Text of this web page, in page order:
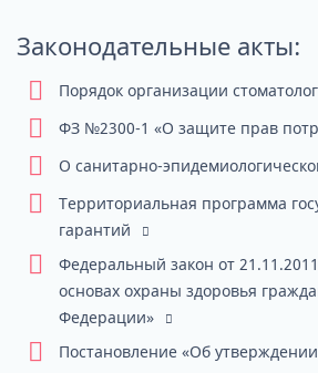
Законодательные акты:
Порядок организации
ФЗ №2300-1 «О защите прав
О санитарно-
Территориальная программа
гарантий
Федеральный закон от
основах охраны здоровья
Федерации»
Постановление «Об